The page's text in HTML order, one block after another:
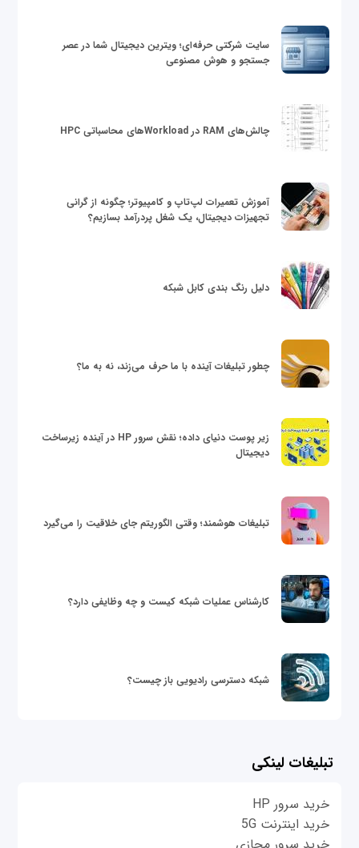
سایت شرکتی حرفه‌ای؛ ویترین دیجیتال شما در عصر
جستجو و هوش مصنوعی
چالش‌های RAM در Workloadهای محاسباتی HPC
آموزش تعمیرات لپ‌تاپ و کامپیوتر؛ چگونه از گرانی
تجهیزات دیجیتال، یک شغل پردرآمد بسازیم؟
دلیل رنگ بندی کابل شبکه
چطور تبلیغات آینده با ما حرف می‌زند، نه به ما؟
زیر پوست دنیای داده؛ نقش سرور HP در آینده زیرساخت
دیجیتال
تبلیغات هوشمند؛ وقتی الگوریتم جای خلاقیت را می‌گیرد
کارشناس عملیات شبکه کیست و چه وظایفی دارد؟
شبکه دسترسی رادیویی باز چیست؟
تبلیغات لینکی
خرید سرور HP
خرید اینترنت 5G